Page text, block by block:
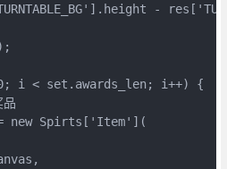
-
i < set.awards_len; i++) {
new Spirts['Item'](